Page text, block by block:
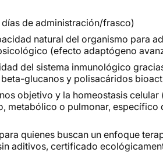
de administración/frasco)
natural del organismo para
(efecto adaptógeno
del sistema inmunológico
glucanos y polisacáridos
objetivo y la homeostasis celular
metabólico o pulmonar, específico
quienes buscan un enfoque
aditivos, certificado